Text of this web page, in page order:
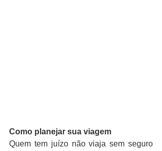
Como planejar sua viagem
Quem tem juízo não viaja sem seguro